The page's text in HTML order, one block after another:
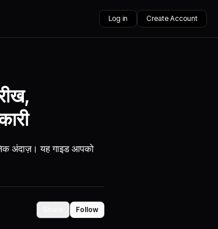
Log in Create Account
अंदाज़। यह गाइड आपको
Follow